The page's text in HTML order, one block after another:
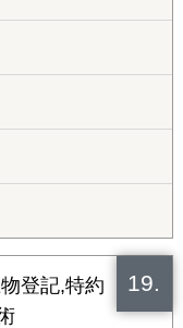
19.
登記,特約